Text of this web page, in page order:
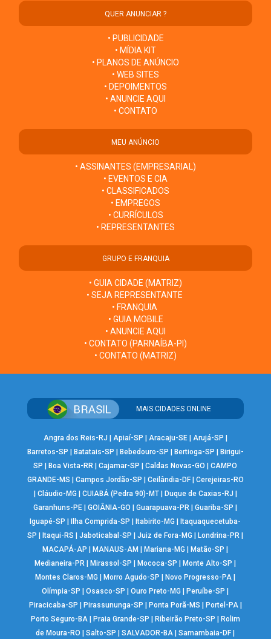
QUER ANUNCIAR ?
• PUBLICIDADE
• MÍDIA KIT
• PLANOS DE ANÚNCIO
• WEB SITES
• DEPOIMENTOS
• ANUNCIE AQUI
• CONTATO
MEU ANÚNCIO
• ASSINANTES (EMPRESARIAL)
• EVENTOS E CIA
• CLASSIFICADOS
• EMPREGOS
• CURRÍCULOS
• REPRESENTANTES
GRUPO E FRANQUIA
• GUIA CIDADE (MATRIZ)
• SEJA REPRESENTANTE
• FRANQUIA
• GUIA MOBILE
• ANUNCIE AQUI
• CONTATO (PARNAÍBA-PI)
• CONTATO (MATRIZ)
MAIS CIDADES ONLINE
Angra dos Reis-RJ Apiaí-SP Aracaju-SE| Arujá-SP
Barretos-SP
Batatais-SP Bebedouro-SP Bertioga-SP
Birigui-
SP
Boa Vista-RR |Cajamar-SP |Caldas Novas-GO |CAMPO
GRANDE-MS
Campos Jordão-SP Ceilândia-DF| Cerejeiras-RO
Cláudio-MG CUIABÁ (Pedra 90)-MT| Duque de Caxias-RJ
Garanhuns-PE |GOIÂNIA-GO |Guarapuava-PR |Guariba-SP
Iguapé-SP
Ilha Comprida-SP Itabirito-MG
Itaquaquecetuba-
SP
Itaqui-RS |Jaboticabal-SP |Juiz de Fora-MG Londrina-PR
MACAPÁ-AP
MANAUS-AM Mariana-MG Matão-SP
Medianeira-PR
Mirassol-SP Mococa-SP Monte Alto-SP
Montes Claros-MG
Morro Agudo-SP Novo Progresso-PA
Olímpia-SP
|Osasco-SP |Ouro Preto-MG Peruíbe-SP
Piracicaba-SP
Pirassununga-SP Ponta Porã-MS Portel-PA|
Porto Seguro-BA| Praia Grande-SP Ribeirão Preto-SP
Rolim
de Moura-RO
|Salto-SP |SALVADOR-BA |Samambaia-DF